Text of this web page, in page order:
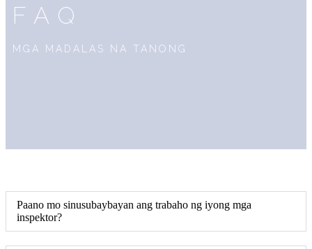
FAQ
MGA MADALAS NA TANONG
Paano mo sinusubaybayan ang trabaho ng iyong mga
inspektor?